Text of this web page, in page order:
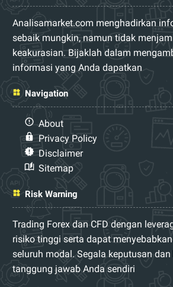
Analisamarket.com menghadirkan
sebaik mungkin, namun tidak
keakurasian. Bijaklah dalam
informasi yang Anda dapatkan
Navigation
About
Privacy Policy
Disclaimer
Sitemap
Risk Warning
Trading Forex dan CFD dengan
risiko tinggi serta dapat
seluruh modal. Segala keputusan
tanggung jawab Anda sendiri